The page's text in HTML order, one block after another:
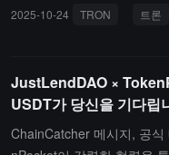
2025-10-24 TRON 트론
JustLendDAO ×
USDT가 당신을 기다립
ChainCatcher 메시지, 공